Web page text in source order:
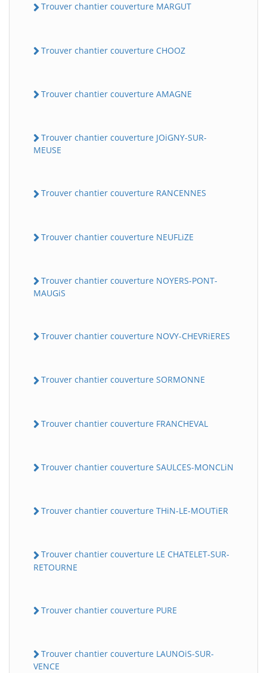
Trouver chantier couverture MARGUT
Trouver chantier couverture CHOOZ
Trouver chantier couverture AMAGNE
Trouver chantier couverture JOiGNY-SUR-
MEUSE
Trouver chantier couverture RANCENNES
Trouver chantier couverture NEUFLiZE
Trouver chantier couverture NOYERS-PONT-
MAUGiS
Trouver chantier couverture NOVY-CHEVRiERES
Trouver chantier couverture SORMONNE
Trouver chantier couverture FRANCHEVAL
Trouver chantier couverture SAULCES-MONCLiN
Trouver chantier couverture THiN-LE-MOUTiER
Trouver chantier couverture LE CHATELET-SUR-
RETOURNE
Trouver chantier couverture PURE
Trouver chantier couverture LAUNOiS-SUR-
VENCE